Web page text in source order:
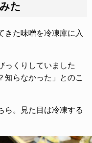
た
きた味噌を冷凍庫に入
っくりしていました
知らなかった」とのこ
ら。見た目は冷凍する